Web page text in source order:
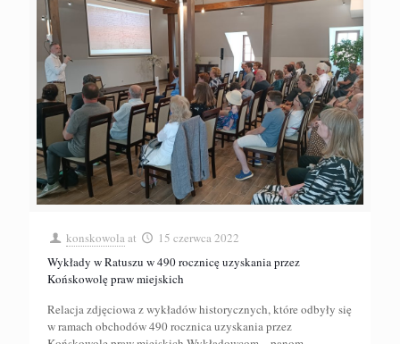
konskowolaat
15 czerwca 2022
Wykłady w Ratuszu w 490 rocznicę uzyskania przez
Końskowolę praw miejskich
Relacja zdjęciowa z wykładów historycznych, które odbyły się
w ramach obchodów 490 rocznica uzyskania przez